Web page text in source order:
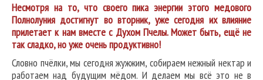
Несмотря на то, что своего пика энергии этого медового
Полнолуния достигнут во вторник, уже сегодня их влияние
прилетает к нам вместе с Духом Пчелы. Может быть, ещё не
так сладко, но уже очень продуктивно!
Словно пчёлки, мы сегодня жужжим, собираем нежный нектар и
работаем над будущим мёдом. И делаем мы всё это не в